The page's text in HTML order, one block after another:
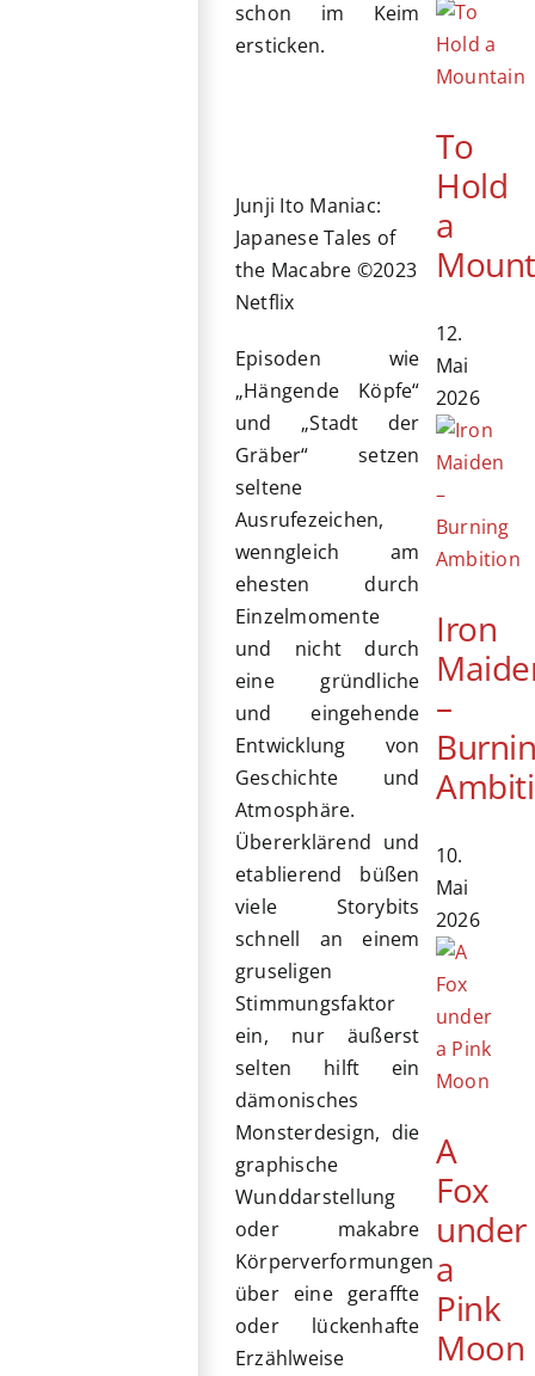
schon im Keim
ersticken.
Junji Ito Maniac:
Japanese Tales of
the Macabre ©2023
Netflix
Episoden wie
„Hängende Köpfe“
und „Stadt der
Gräber“ setzen
seltene
Ausrufezeichen,
wenngleich am
ehesten durch
Einzelmomente
und nicht durch
eine gründliche
und eingehende
Entwicklung von
Geschichte und
Atmosphäre.
Übererklärend und
etablierend büßen
viele Storybits
schnell an einem
gruseligen
Stimmungsfaktor
ein, nur äußerst
selten hilft ein
dämonisches
Monsterdesign, die
graphische
Wunddarstellung
oder makabre
Körperverformungen
über eine geraffte
oder lückenhafte
Erzählweise
To
Hold
a
12.
Mai
2026
Iron
–
10.
Mai
2026
A
Fox
under
a
Pink
Moon